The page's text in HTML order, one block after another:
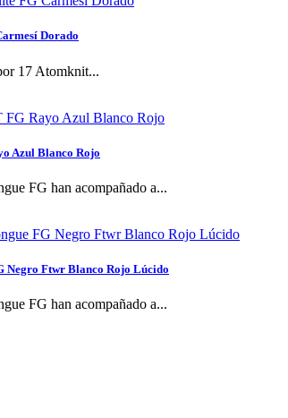
Dorado
17 Atomknit...
Azul Blanco Rojo
FG han acompañado a...
Negro Ftwr Blanco Rojo Lúcido
FG han acompañado a...